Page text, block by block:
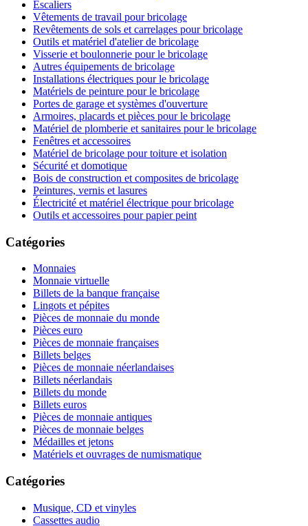
Escaliers
Vêtements de travail pour bricolage
Revêtements de sols et carrelages pour bricolage
Outils et matériel d'atelier de bricolage
Visserie et boulonnerie pour le bricolage
Autres équipements de bricolage
Installations électriques pour le bricolage
Matériels de peinture pour le bricolage
Portes de garage et systèmes d'ouverture
Armoires, placards et pièces pour le bricolage
Matériel de plomberie et sanitaires pour le bricolage
Fenêtres et accessoires
Matériel de bricolage pour toiture et isolation
Sécurité et domotique
Bois de construction et composites de bricolage
Peintures, vernis et lasures
Électricité et matériel électrique pour bricolage
Outils et accessoires pour papier peint
Catégories
Monnaies
Monnaie virtuelle
Billets de la banque française
Lingots et pépites
Pièces de monnaie du monde
Pièces euro
Pièces de monnaie françaises
Billets belges
Pièces de monnaie néerlandaises
Billets néerlandais
Billets du monde
Billets euros
Pièces de monnaie antiques
Pièces de monnaie belges
Médailles et jetons
Matériels et ouvrages de numismatique
Catégories
Musique, CD et vinyles
Cassettes audio